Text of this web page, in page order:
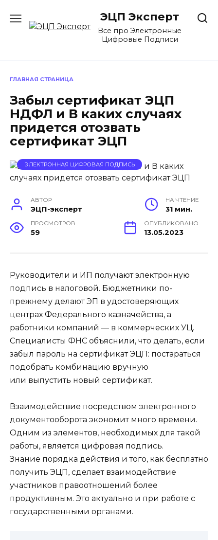
содержанию
ЭЦП Эксперт
Всё про Электронные
Цифровые Подписи
ГЛАВНАЯ СТРАНИЦА
Забыл сертификат ЭЦП
НДФЛ и В каких случаях
придется отозвать
сертификат ЭЦП
ЭЛЕКТРОННАЯ ЦИФРОВАЯ ПОДПИСЬ
АВТОР
ЭЦП-эксперт
НА ЧТЕНИЕ
31 мин.
ПРОСМОТРОВ
59
ОПУБЛИКОВАНО
13.05.2023
Руководители и ИП получают электронную
подпись в налоговой. Бюджетники по-
прежнему делают ЭП в удостоверяющих
центрах Федерального казначейства, а
работники компаний — в коммерческих УЦ.
Специалисты ФНС объяснили, что делать, если
забыл пароль на сертификат ЭЦП: постараться
подобрать комбинацию вручную
или выпустить новый сертификат.
Взаимодействие посредством электронного
документооборота экономит много времени.
Одним из элементов, необходимых для такой
работы, является цифровая подпись.
Знание порядка действия и того, как бесплатно
получить ЭЦП, сделает взаимодействие
участников правоотношений более
продуктивным. Это актуально и при работе с
государственными органами.